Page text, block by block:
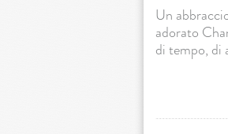
Un
adorato
di tempo, di